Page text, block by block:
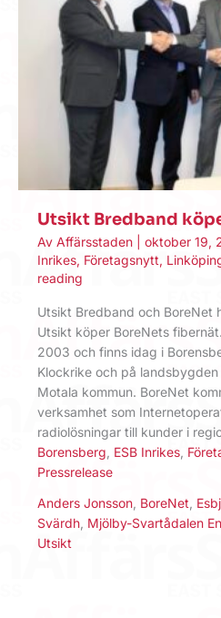
Utsikt Bredband
Av Affärsstaden oktober 19,
Inrikes, Företagsnytt,
reading
Utsikt Bredband och BoreNet
Utsikt köper BoreNets
2003 och finns idag i
Klockrike och på
Motala kommun. BoreNet
verksamhet som
radiolösningar till kunder i
Borensberg ESB Inrikes
Pressrelease
Anders Jonsson BoreNet
Svärdh Mjölby-Svartådalen
Utsikt